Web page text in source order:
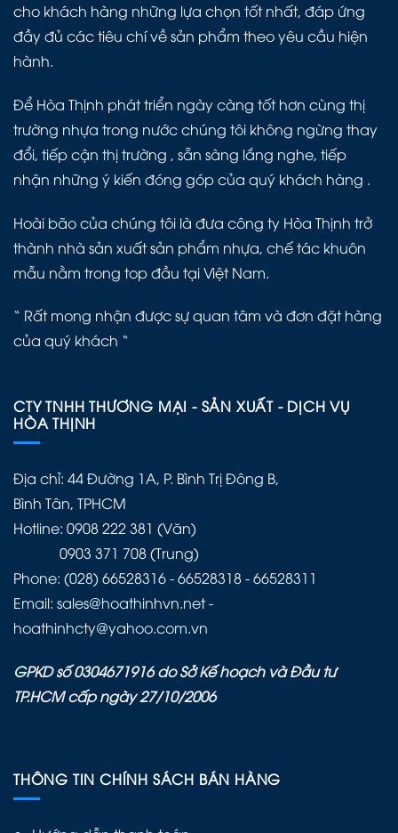
cho khách hàng những lựa chọn tốt nhất, đáp ứng
đầy đủ các tiêu chí về sản phẩm theo yêu cầu hiện
hành.
Để Hòa Thịnh phát triển ngày càng tốt hơn cùng thị
trường nhựa trong nước chúng tôi không ngừng thay
đổi, tiếp cận thị trường , sẵn sàng lắng nghe, tiếp
nhận những ý kiến đóng góp của quý khách hàng .
Hoài bão của chúng tôi là đưa công ty Hòa Thịnh trở
thành nhà sản xuất sản phẩm nhựa, chế tác khuôn
mẫu nằm trong top đầu tại Việt Nam.
“ Rất mong nhận được sự quan tâm và đơn đặt hàng
của quý khách “
CTY TNHH THƯƠNG MẠI - SẢN XUẤT - DỊCH VỤ
HÒA THỊNH
Địa chỉ: 44 Đường 1A, P. Bình Trị Đông B,
Bình Tân, TPHCM
Hotline: 0908 222 381 (Văn)
0903 371 708 (Trung)
Phone: (028) 66528316 - 66528318 - 66528311
Email: sales@hoathinhvn.net -
hoathinhcty@yahoo.com.vn
GPKD số 0304671916 do Sở Kế hoạch và Đầu tư
TP.HCM cấp ngày 27/10/2006
THÔNG TIN CHÍNH SÁCH BÁN HÀNG